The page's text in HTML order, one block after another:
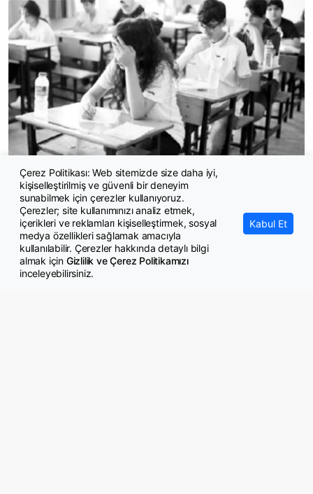
Çocukların güvenliği mahalleden okula, dijital dünyadan sosyal
yaşama her alanda güçlendirilecek
Çerez Politikası: Web sitemizde size daha iyi,
kişiselleştirilmiş ve güvenli bir deneyim
sunabilmek için çerezler kullanıyoruz.
Çerezler; site kullanımınızı analiz etmek,
içerikleri ve reklamları kişiselleştirmek, sosyal
medya özellikleri sağlamak amacıyla
kullanılabilir. Çerezler hakkında detaylı bilgi
almak için Gizlilik ve Çerez Politikamızı
inceleyebilirsiniz.
Kabul Et